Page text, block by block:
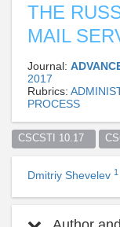
THE
MAIL
Journal:
2017
Rubrics:
PROCESS
CSCSTI 10.17
Dmitriy Shevelev 1